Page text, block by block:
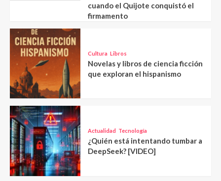
cuando el Quijote conquistó el
firmamento
Cultura Libros
Novelas y libros de ciencia ficción
que exploran el hispanismo
Actualidad Tecnología
¿Quién está intentando tumbar a
DeepSeek? [VIDEO]